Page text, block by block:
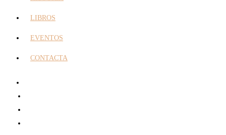
LIBROS
EVENTOS
CONTACTA